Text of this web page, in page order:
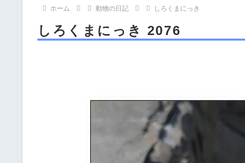
ホーム 動物の日記 しろくまにっき
しろくまにっき 2076